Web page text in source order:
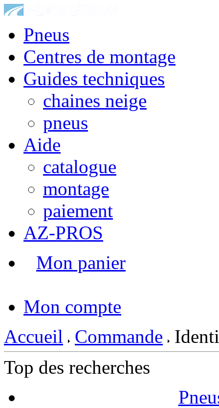
Pneus
Centres de montage
Guides techniques
chaines neige
pneus
Aide
catalogue
montage
paiement
AZ-PROS
Mon panier
Mon compte
Accueil
Commande
Top des recherches